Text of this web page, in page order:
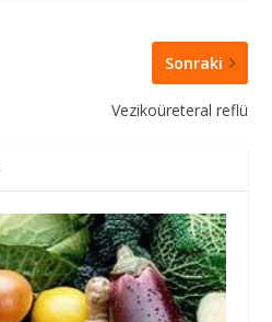
Sonraki
Vezikoüreteral reflü